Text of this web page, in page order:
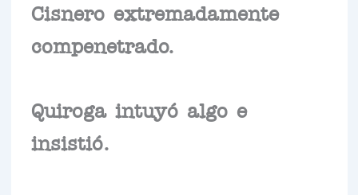
Cisnero extremadamente
compenetrado.
Quiroga intuyó algo e
insistió.